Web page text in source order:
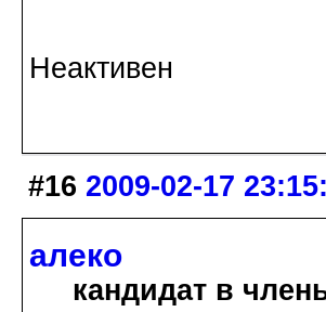
Неактивен
#16 2009-02-17
алеко
кандидат в